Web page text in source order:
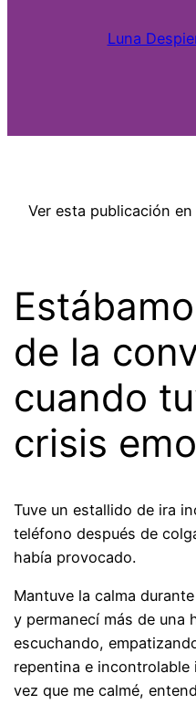
Luna
Ver esta publicación
de la
cuando
crisis
Tuve un estallido de ira
teléfono después de
había provocado.
Mantuve la calma
y permanecí más de una
escuchando,
repentina e
vez que me calmé,